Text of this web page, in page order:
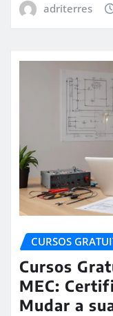
adriterres
CURSOS
Cursos
MEC:
Mudar a